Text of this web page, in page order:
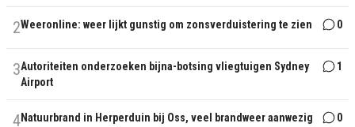
2Weeronline: weer lijkt gunstig om zonsverduistering te zien 0
3Autoriteiten onderzoeken bijna-botsing vliegtuigen Sydney
Airport
1
4Natuurbrand in Herperduin bij Oss, veel brandweer aanwezig 0